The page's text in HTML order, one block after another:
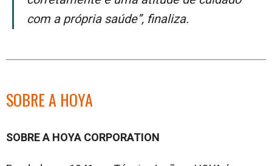
com a própria saúde”, finaliza.
SOBRE A HOYA
SOBRE A HOYA CORPORATION